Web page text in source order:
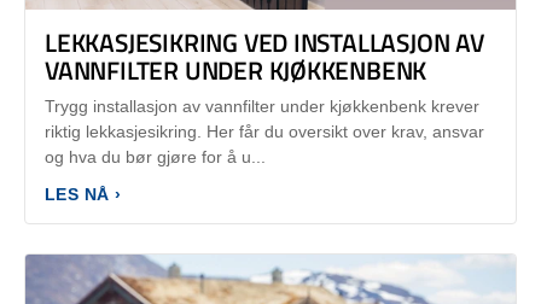
LEKKASJESIKRING VED INSTALLASJON AV
VANNFILTER UNDER KJØKKENBENK
Trygg installasjon av vannfilter under kjøkkenbenk krever
riktig lekkasjesikring. Her får du oversikt over krav, ansvar
og hva du bør gjøre for å u...
LES NÅ ›